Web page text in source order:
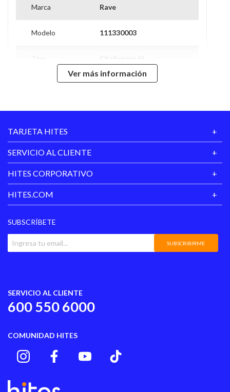
Marca Rave
Modelo 111330003
Material Polipropileno
+5 Años
Ruedas
Tallas
M 35- 38
Adicional
Ver más información
TARJETA HITES
SERVICIO AL CLIENTE
HITES CORPORATIVO
HITES.COM
SUBSCRÍBETE
SUBSCRIBIRME
SERVICIO AL CLIENTE
600 550 6000
COMUNIDAD HITES